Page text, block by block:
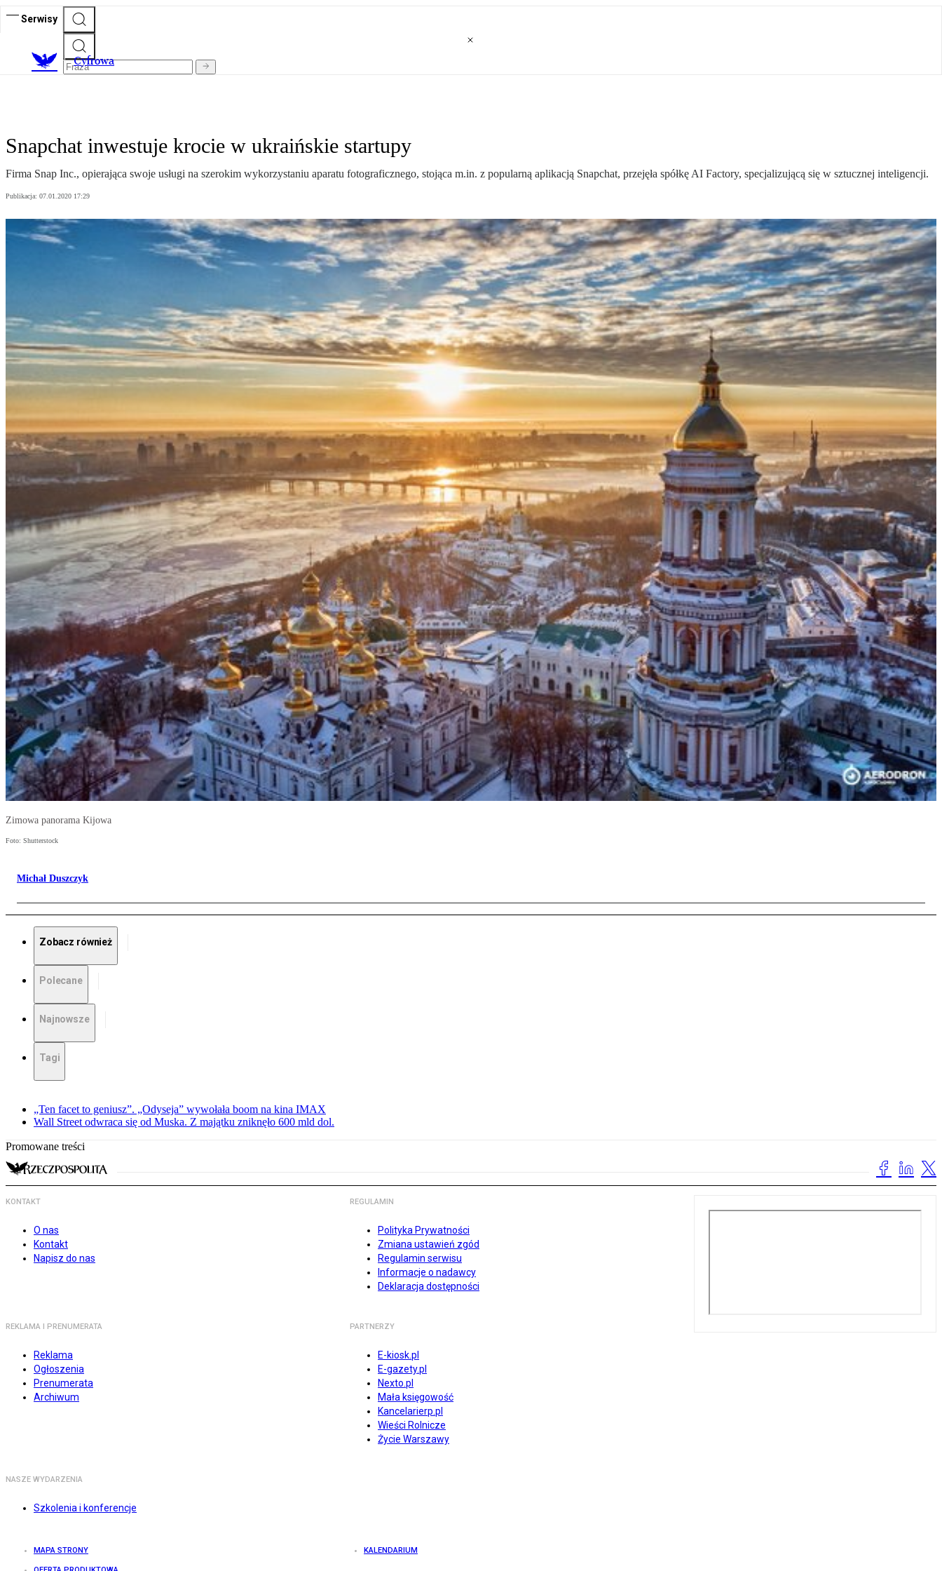
Serwisy
Cyfrowa
Snapchat inwestuje krocie w ukraińskie startupy
Firma Snap Inc., opierająca swoje usługi na szerokim wykorzystaniu aparatu fotograficznego, stojąca m.in. z popularną aplikacją Snapchat, przejęła spółkę AI Factory, specjalizującą się w sztucznej inteligencji.
Publikacja: 07.01.2020 17:29
Zimowa panorama Kijowa
Foto: Shutterstock
Michał Duszczyk
Zobacz również
Polecane
Najnowsze
Tagi
„Ten facet to geniusz”. „Odyseja” wywołała boom na kina IMAX
Wall Street odwraca się od Muska. Z majątku zniknęło 600 mld dol.
Promowane treści
KONTAKT
O nas
Kontakt
Napisz do nas
REGULAMIN
Polityka Prywatności
Zmiana ustawień zgód
Regulamin serwisu
Informacje o nadawcy
Deklaracja dostępności
REKLAMA I PRENUMERATA
Reklama
Ogłoszenia
Prenumerata
Archiwum
PARTNERZY
E-kiosk.pl
E-gazety.pl
Nexto.pl
Mała księgowość
Kancelarierp.pl
Wieści Rolnicze
Życie Warszawy
NASZE WYDARZENIA
Szkolenia i konferencje
MAPA STRONY KALENDARIUM